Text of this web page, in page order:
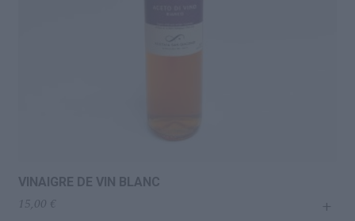
VINAIGRE DE VIN BLANC
15,00 € +